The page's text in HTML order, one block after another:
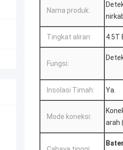
Nama produk:
Tingkat aliran: 4.5T
Fungsi:
Insolasi Timah: Ya.
Mode koneksi:
arah